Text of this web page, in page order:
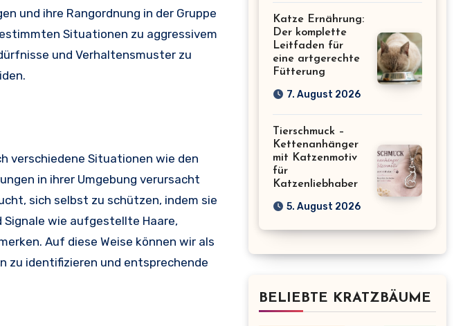
und ihre Rangordnung in der Gruppe
Situationen zu aggressivem
und Verhaltensmuster zu
verschiedene Situationen wie den
in ihrer Umgebung verursacht
sich selbst zu schützen, indem sie
Signale wie aufgestellte Haare,
Auf diese Weise können wir als
zu identifizieren und entsprechende
Katze Ernährung:
Der komplette
Leitfaden für
eine artgerechte
Fütterung
7. August 2026
Tierschmuck –
Kettenanhänger
mit Katzenmotiv
für
Katzenliebhaber
5. August 2026
BELIEBTE KRATZBÄUME